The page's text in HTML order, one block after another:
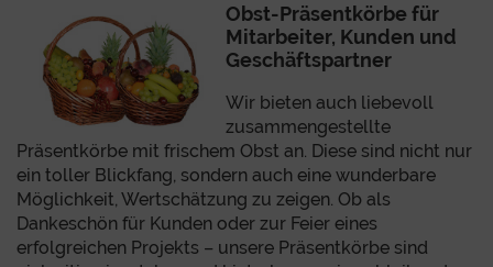
Obst-Präsentkörbe für
Mitarbeiter, Kunden und
Geschäftspartner
Wir bieten auch liebevoll
zusammengestellte
Präsentkörbe mit frischem Obst an. Diese sind nicht nur
ein toller Blickfang, sondern auch eine wunderbare
Möglichkeit, Wertschätzung zu zeigen. Ob als
Dankeschön für Kunden oder zur Feier eines
erfolgreichen Projekts – unsere Präsentkörbe sind